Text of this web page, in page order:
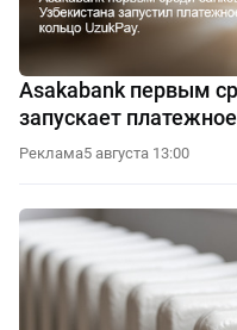
Asakabank первым
запускает
Реклама5 августа 13:00